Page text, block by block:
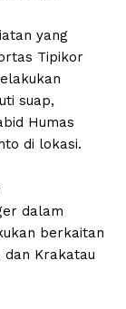
yang
Tipikor
suap,
Humas
di lokasi.
dalam
berkaitan
dan Krakatau